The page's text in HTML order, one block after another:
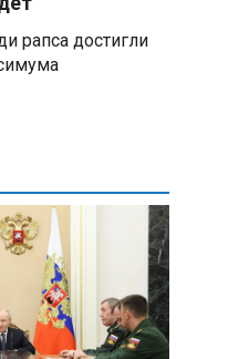
и
обсудил с
инфраструктуры
РФ: «Искандер»
с техникой
ЕАЭС
рапса достигли